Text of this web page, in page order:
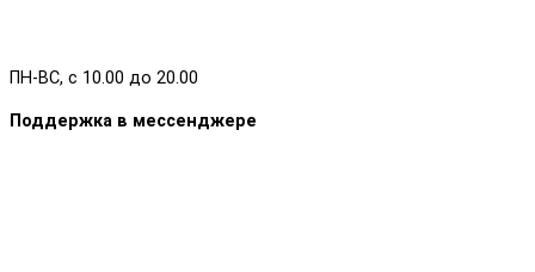
ПН-ВС, с 10.00 до 20.00
Поддержка в мессенджере